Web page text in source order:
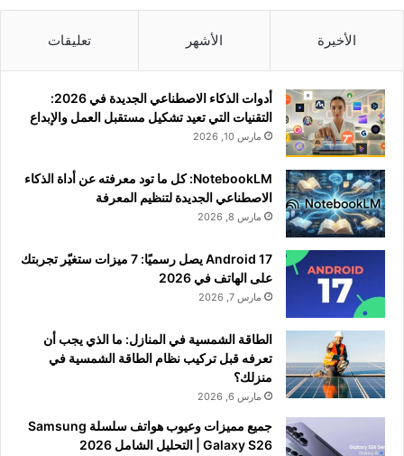
الأخيرة الأشهر تعليقات
أدوات الذكاء الاصطناعي الجديدة في 2026:
التقنيات التي تعيد تشكيل مستقبل العمل والإبداع
مارس 10, 2026
NotebookLM: كل ما تود معرفته عن أداة الذكاء
الاصطناعي الجديدة لتنظيم المعرفة
مارس 8, 2026
Android 17 يصل رسميًا: 7 ميزات ستغيّر تجربتك
على الهاتف في 2026
مارس 7, 2026
الطاقة الشمسية في المنازل: ما الذي يجب أن
تعرفه قبل تركيب نظام الطاقة الشمسية في
منزلك؟
مارس 6, 2026
جميع مميزات وعيوب هواتف سلسلة Samsung
Galaxy S26 | التحليل الشامل 2026